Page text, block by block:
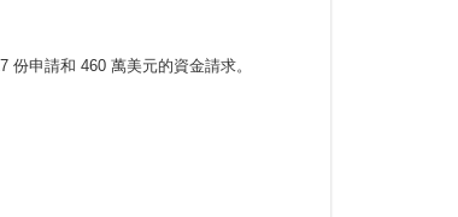
申請和 460 萬美元的資金請求。